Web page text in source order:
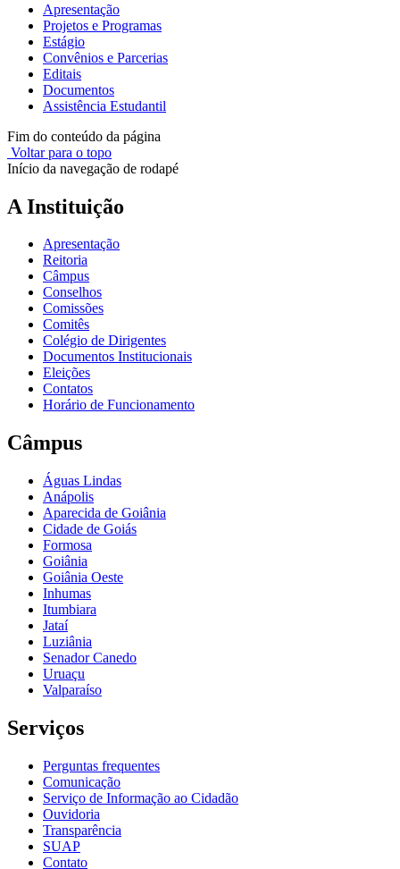
Apresentação
Projetos e Programas
Estágio
Convênios e Parcerias
Editais
Documentos
Assistência Estudantil
Fim do conteúdo da página
Voltar para o topo
Início da navegação de rodapé
A Instituição
Apresentação
Reitoria
Câmpus
Conselhos
Comissões
Comitês
Colégio de Dirigentes
Documentos Institucionais
Eleições
Contatos
Horário de Funcionamento
Câmpus
Águas Lindas
Anápolis
Aparecida de Goiânia
Cidade de Goiás
Formosa
Goiânia
Goiânia Oeste
Inhumas
Itumbiara
Jataí
Luziânia
Senador Canedo
Uruaçu
Valparaíso
Serviços
Perguntas frequentes
Comunicação
Serviço de Informação ao Cidadão
Ouvidoria
Transparência
SUAP
Contato